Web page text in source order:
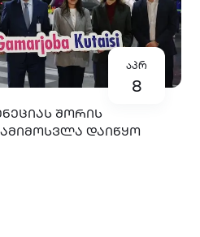
აპრ
8
ᲨᲝᲠᲘᲡ
ᲓᲐᲘᲬᲧᲝ